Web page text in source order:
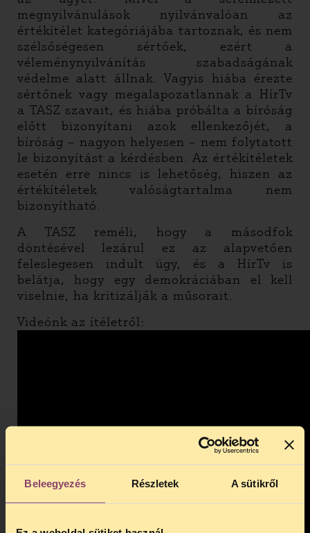
Beleegyezés Részletek A sütikről
megnyilvánulások nyilvánvalóan az
értékítélet kategóriájába tartoznak, és nem
szélsőségesen sértőek, ezért a
véleménynyilvánítás szabadságának
védelme alatt állnak. Vagyis hiába érezte
sértőnek vagy megalapozatlannak a HírTv
a TASZ szavait, és hiába próbálta a bíróság
előtt bizonyítani azok ellenkezőjét, a
bíróság – nagyon helyesen – nem folytatott
le bizonyítást a kérdésben. Az értékítéletek
esetén erre nincs is lehetőség, hiszen az
értékítéletek valóságtartalma nem
bizonyítható.
A TASZ reméli, hogy a másodfok
döntésével lezárul ez az alapvetően
feleslegesen indult ügy, és a HírTv is
belátja, hogy egy demokráciában el kell
viselnie, ha kritizálják a műsorait.
Videónk az ítéletről: